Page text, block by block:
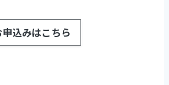
申込みはこちら